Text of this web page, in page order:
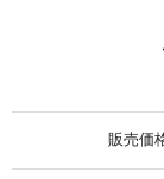
販売価